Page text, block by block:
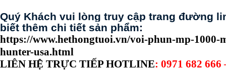
Quý Khách vui lòng truy cập trang đường
biết thêm chi tiết sản phẩm:
https://www.hethongtuoi.vn/voi-phun-mp-1000-
hunter-usa.html
LIÊN HỆ TRỰC TIẾP HOTLINE: 0971 682 666